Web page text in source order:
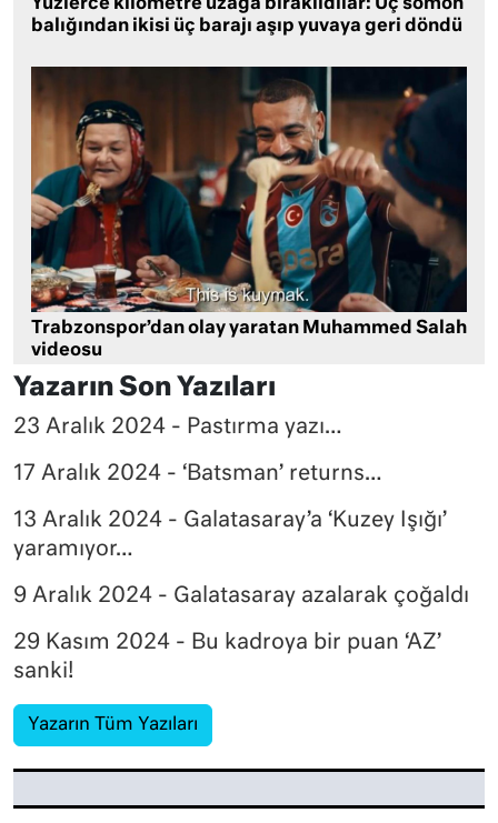
Yüzlerce kilometre uzağa bırakıldılar: Üç somon
balığından ikisi üç barajı aşıp yuvaya geri döndü
Trabzonspor’dan olay yaratan Muhammed Salah
videosu
Yazarın Son Yazıları
23 Aralık 2024 - Pastırma yazı…
17 Aralık 2024 - ‘Batsman’ returns…
13 Aralık 2024 - Galatasaray’a ‘Kuzey Işığı’
yaramıyor…
9 Aralık 2024 - Galatasaray azalarak çoğaldı
29 Kasım 2024 - Bu kadroya bir puan ‘AZ’
sanki!
Yazarın Tüm Yazıları